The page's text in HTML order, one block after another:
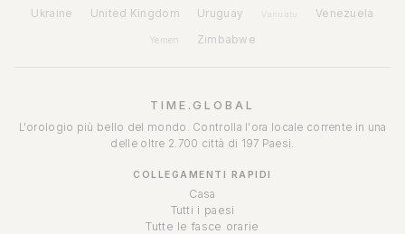
Ukraine United Kingdom Uruguay Vanuatu Venezuela
Yemen Zimbabwe
TIME.GLOBAL
L'orologio più bello del mondo. Controlla l'ora locale corrente in una
delle oltre 2.700 città di 197 Paesi.
COLLEGAMENTI RAPIDI
Casa
Tutti i paesi
Tutte le fasce orarie